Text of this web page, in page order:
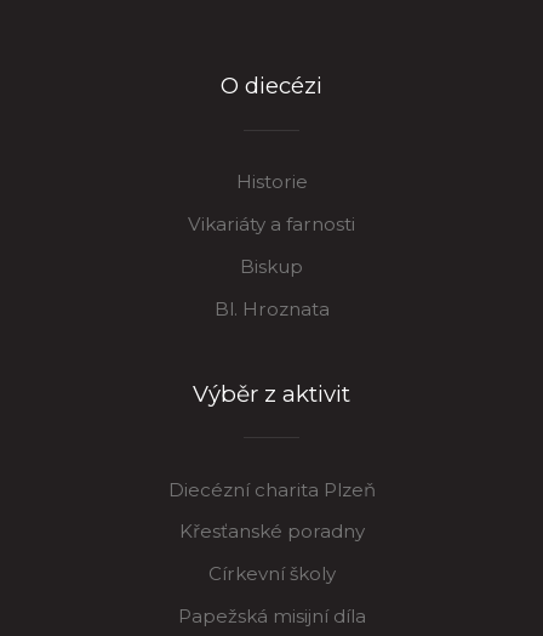
O diecézi
Historie
Vikariáty a farnosti
Biskup
Bl. Hroznata
Výběr z aktivit
Diecézní charita Plzeň
Křesťanské poradny
Církevní školy
Papežská misijní díla